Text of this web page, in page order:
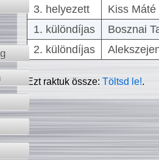
3. helyezett
Kiss
1. különdíjas
Bosznai
2. különdíjas
Ezt raktuk össze:Töltsd le!.